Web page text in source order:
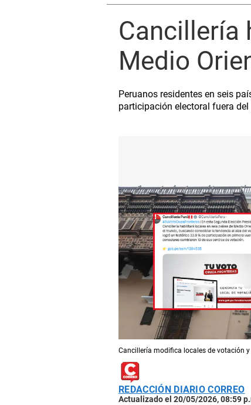
Cancillería
Medio
Peruanos residentes en seis
participación electoral fuera del
Cancillería modifica locales de votación
REDACCIÓN DIARIO CORREO
Actualizado el 20/05/2026, 08:59